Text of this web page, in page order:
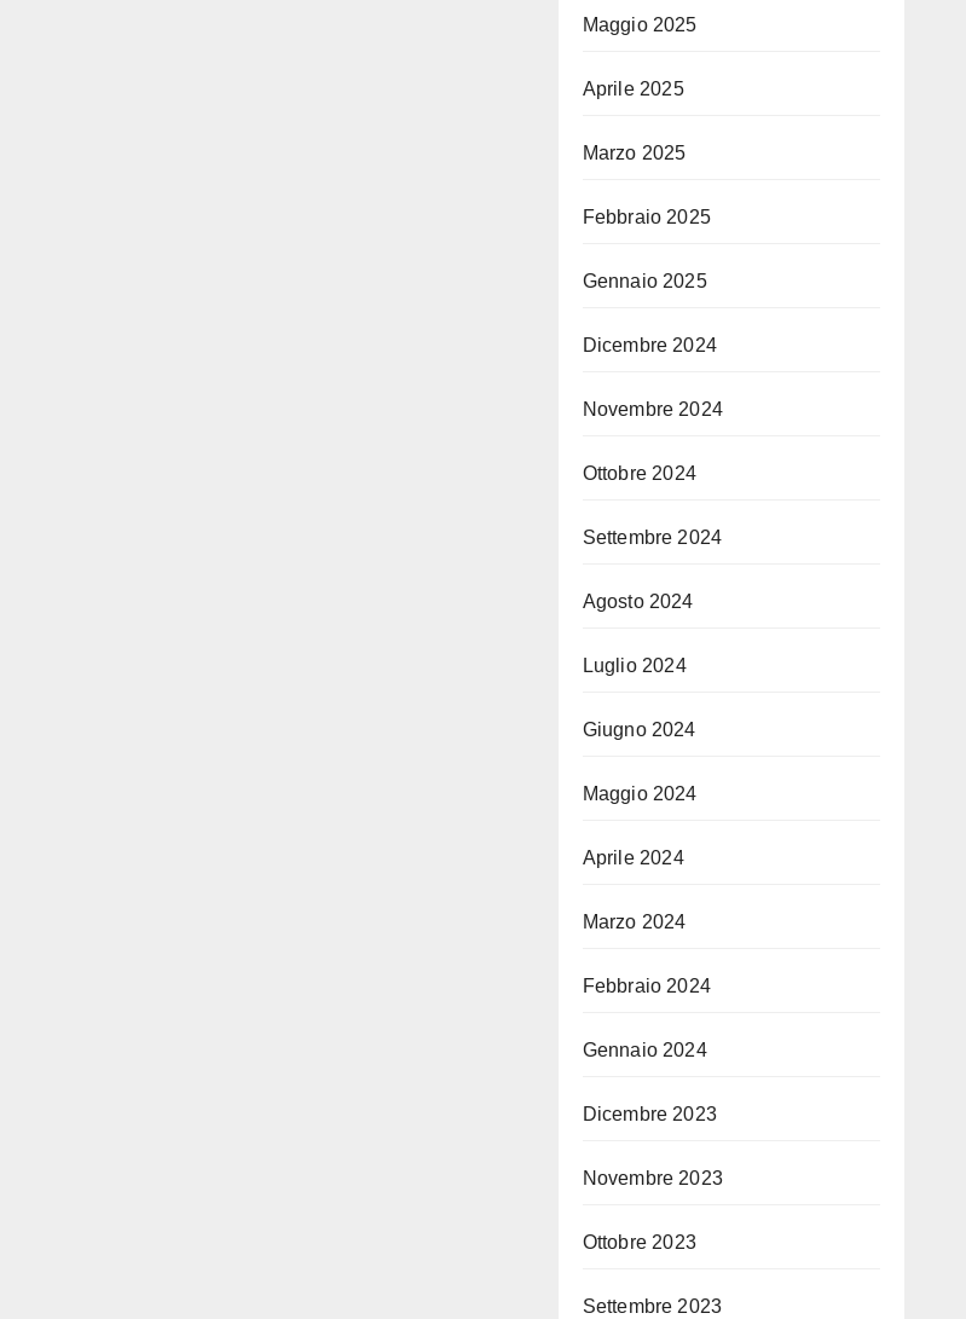
Maggio 2025
Aprile 2025
Marzo 2025
Febbraio 2025
Gennaio 2025
Dicembre 2024
Novembre 2024
Ottobre 2024
Settembre 2024
Agosto 2024
Luglio 2024
Giugno 2024
Maggio 2024
Aprile 2024
Marzo 2024
Febbraio 2024
Gennaio 2024
Dicembre 2023
Novembre 2023
Ottobre 2023
Settembre 2023